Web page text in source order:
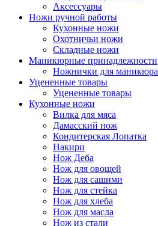
Аксессуары
Ножи ручной работы
Кухонные ножи
Охотничьи ножи
Складные ножи
Маникюрные принадлежности
Ножнички для маникюра
Уцененные товары
Уцененные товары
Кухонные ножи
Вилка для мяса
Дамасский нож
Кондитерская Лопатка
Накири
Нож Деба
Нож для овощей
Нож для сашими
Нож для стейка
Нож для хлеба
Нож для масла
Нож из стали